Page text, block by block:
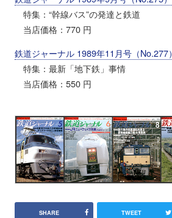
特集：“幹線バス”の発達と鉄道
当店価格：770 円
鉄道ジャーナル 1989年11月号（No.277）
特集：最新「地下鉄」事情
当店価格：550 円
SHARE TWEET